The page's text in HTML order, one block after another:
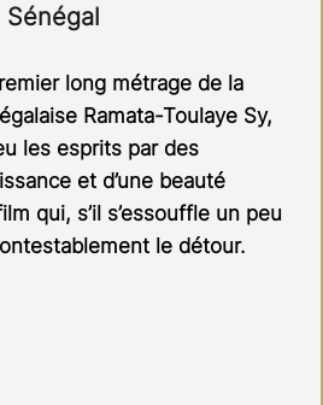
Sénégal
long métrage de la
Ramata-Toulaye Sy,
les esprits par des
et d’une beauté
qui, s’il s’essouffle un peu
le détour.